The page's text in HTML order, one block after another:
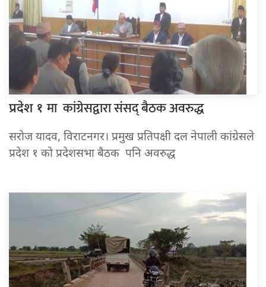
प्रदेश १मा कांग्रेसद्वारा संसद् बैठक अवरुद्ध
सरोज यादव, विराटनगर। प्रमुख प्रतिपक्षी दल नेपाली कांग्रेसले
प्रदेश १ को प्रदेशसभा बैठक पनि अवरुद्ध